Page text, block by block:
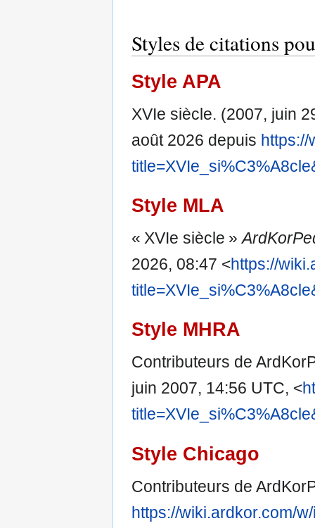
Styles de citations
Style APA
XVIe siècle. (2007, juin
août 2026 depuis https://
Style MLA
« XVIe siècle »
2026, 08:47 <https://
Style MHRA
Contributeurs de
juin 2007, 14:56 UTC, <
Style Chicago
Contributeurs de
https://wiki.ardkor.com/